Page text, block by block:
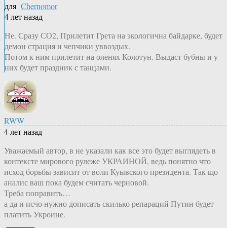
для Chernomor
4 лет назад
Не. Сразу СО2, Прилетит Грета на экологична байдарке, будет
демон страция и чепчики уввоздых.
Потом к ним прилетит на оленях Колотун. Выдаст бубны и у
них будет праздник с танцами.
RWW
4 лет назад
Уважаемый автор, в не указали как все это будет выглядеть в
контексте мирового рулеже УКРАИНОЙ, ведь понятно что
исход борьбы зависит от воли Куывского президента. Так що
аналис ваш пока будем считать черновой.
Треба поправить…
а да и исчо нужно дописать скилько репараций Путин будет
платить Укроине.